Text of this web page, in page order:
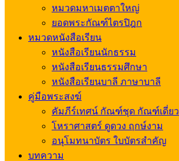
หมวดมหาเมตตาใหญ่
ยอดพระกัณฑ์ไตรปิฎก
หมวดหนังสือเรียน
หนังสือเรียนนักธรรม
หนังสือเรียนธรรมศึกษา
หนังสือเรียนบาลี ภาษาบาลี
คู่มือพระสงฆ์
คัมภีร์เทศน์ กัณฑ์ชุด กัณฑ์เดี่ยว
โหราศาสตร์ ดูดวง ฤกษ์งาม
อนุโมทนาบัตร ใบบัตรสำคัญ
บทความ